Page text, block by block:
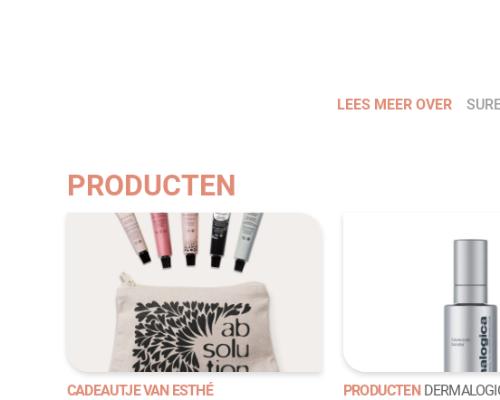
LEES MEER OVER
PRODUCTEN
CADEAUTJE VAN ESTHÉ PRODUCTEN